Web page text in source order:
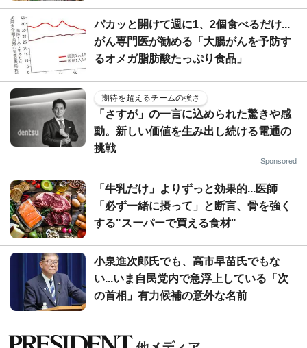
パカッと開けて週に1、2個食べるだけ...
がん専門医が勧める「大腸がんを予防す
るオメガ脂肪酸たっぷり食品」
期待を超えるチームの強さ
「さすが」の一言に込められた驚きや感
動。新しい価値を生み出し続ける電通の
挑戦
Sponsored
「牛乳だけ」よりずっと効果的...医師
「必ず一緒に摂って」と断言、骨を強く
する"スーパーで買える食材"
小泉進次郎氏でも、高市早苗氏でもな
い...いま自民党内で急浮上している「次
の首相」有力候補の意外な名前